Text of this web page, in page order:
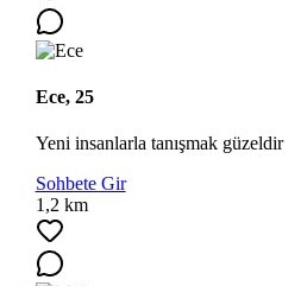
Ece, 25
Yeni insanlarla tanışmak güzeldir
Sohbete Gir
1,2 km